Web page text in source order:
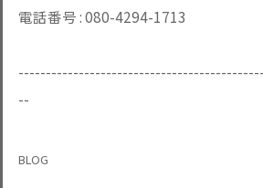
電話番号 :080-4294-1713
--
BLOG